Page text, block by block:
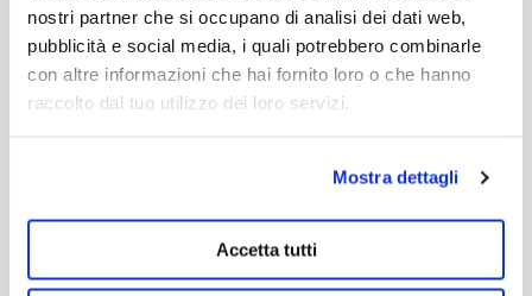
nostri partner che si occupano di analisi dei dati web,
pubblicità e social media, i quali potrebbero combinarle
con altre informazioni che hai fornito loro o che hanno
raccolto dal tuo utilizzo dei loro servizi.
Mostra dettagli
Accetta tutti